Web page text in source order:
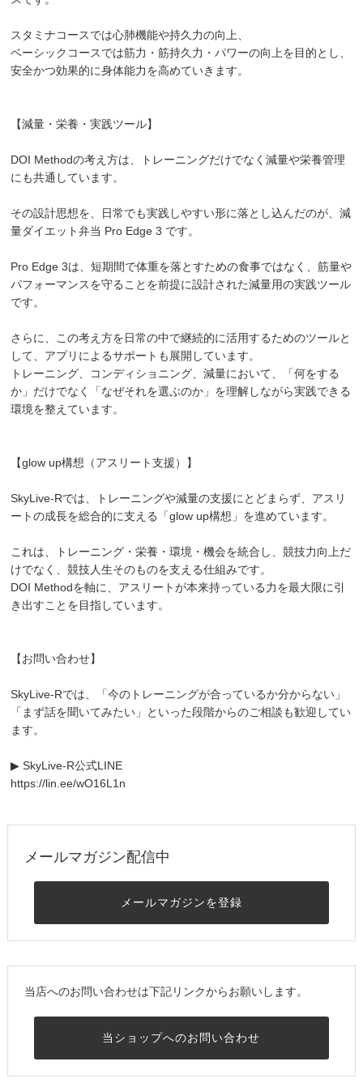
スタミナコースでは心肺機能や持久力の向上、
ベーシックコースでは筋力・筋持久力・パワーの向上を目的とし、
安全かつ効果的に身体能力を高めていきます。
【減量・栄養・実践ツール】
DOI Methodの考え方は、トレーニングだけでなく減量や栄養管理
にも共通しています。
その設計思想を、日常でも実践しやすい形に落とし込んだのが、減
量ダイエット弁当 Pro Edge 3 です。
Pro Edge 3は、短期間で体重を落とすための食事ではなく、筋量や
パフォーマンスを守ることを前提に設計された減量用の実践ツール
です。
さらに、この考え方を日常の中で継続的に活用するためのツールと
して、アプリによるサポートも展開しています。
トレーニング、コンディショニング、減量において、「何をする
か」だけでなく「なぜそれを選ぶのか」を理解しながら実践できる
環境を整えています。
【glow up構想（アスリート支援）】
SkyLive-Rでは、トレーニングや減量の支援にとどまらず、アスリ
ートの成長を総合的に支える「glow up構想」を進めています。
これは、トレーニング・栄養・環境・機会を統合し、競技力向上だ
けでなく、競技人生そのものを支える仕組みです。
DOI Methodを軸に、アスリートが本来持っている力を最大限に引
き出すことを目指しています。
【お問い合わせ】
SkyLive-Rでは、「今のトレーニングが合っているか分からない」
「まず話を聞いてみたい」といった段階からのご相談も歓迎してい
ます。
▶ SkyLive-R公式LINE
https://lin.ee/wO16L1n
メールマガジン配信中
メールマガジンを登録
当店へのお問い合わせは下記リンクからお願いします。
当ショップへのお問い合わせ